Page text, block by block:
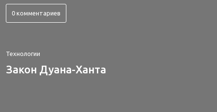
0 комментариев
Технологии
Закон Дуана-Ханта